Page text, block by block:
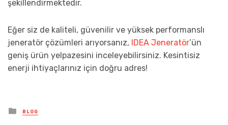
şekillendirmektedir.
Eğer siz de kaliteli, güvenilir ve yüksek performanslı
jeneratör çözümleri arıyorsanız, IDEA Jeneratör’ün
geniş ürün yelpazesini inceleyebilirsiniz. Kesintisiz
enerji ihtiyaçlarınız için doğru adres!
Posted
in
BLOG